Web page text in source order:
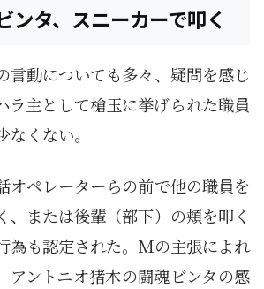
ンタ、スニーカーで叩く
言動についても多々、疑問を感じ
ラ主として槍玉に挙げられた職員
くない。
オペレーターらの前で他の職員を
、または後輩（部下）の頬を叩く
為も認定された。Ｍの主張によれ
アントニオ猪木の闘魂ビンタの感